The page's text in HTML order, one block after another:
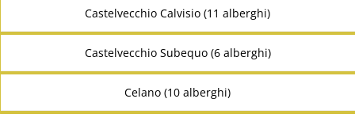
Castelvecchio Calvisio (11 alberghi)
Castelvecchio Subequo (6 alberghi)
Celano (10 alberghi)